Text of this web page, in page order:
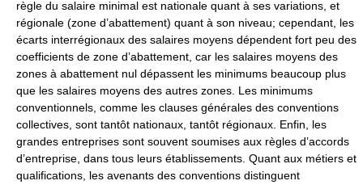
règle du salaire minimal est nationale quant à ses variations, et
régionale (zone d’abattement) quant à son niveau; cependant, les
écarts interrégionaux des salaires moyens dépendent fort peu des
coefficients de zone d’abattement, car les salaires moyens des
zones à abattement nul dépassent les minimums beaucoup plus
que les salaires moyens des autres zones. Les minimums
conventionnels, comme les clauses générales des conventions
collectives, sont tantôt nationaux, tantôt régionaux. Enfin, les
grandes entreprises sont souvent soumises aux règles d’accords
d’entreprise, dans tous leurs établissements. Quant aux métiers et
qualifications, les avenants des conventions distinguent